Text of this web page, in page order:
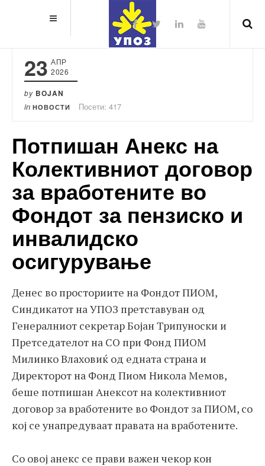
23 АПР
2026
by BOJAN
in НОВОСТИ Посети: 417
Потпишан Анекс на
Колективниот договор
за вработените во
Фондот за пензиско и
инвалидско
осигурување
Денес во просториите на Фондот ПИОМ,
Синдикатот на УПОЗ претставуван од
Генералниот секретар Бојан Трипуноски и
Претседателот на СО при Фонд ПИОМ
Милинко Влаховиќ од едната страна и
Директорот на Фонд Пиом Никола Mемов,
беше потпишан Анексот на колективниот
договор за вработените во Фондот за ПИОМ, со
кој се унапредуваат правата на вработените.
Со овој анекс се прави важен чекор кон